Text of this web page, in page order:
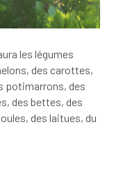
les légumes
des carottes,
potimarrons, des
des bettes, des
des laitues, du